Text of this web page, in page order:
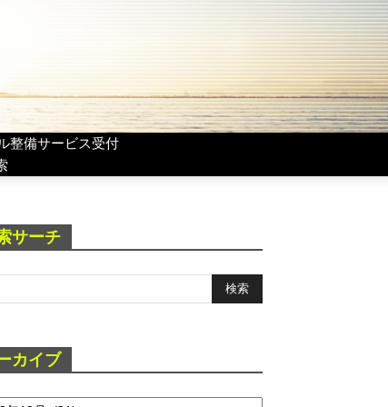
整備サービス受付
サーチ
カイブ